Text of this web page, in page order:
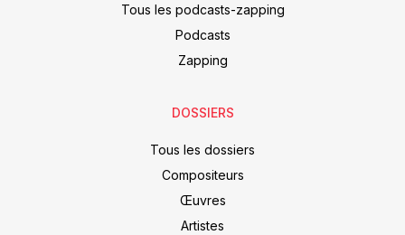
Tous les podcasts-zapping
Podcasts
Zapping
DOSSIERS
Tous les dossiers
Compositeurs
Œuvres
Artistes